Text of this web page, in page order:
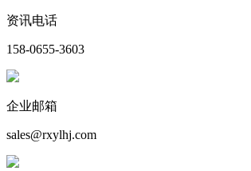
资讯电话
158-0655-3603
企业邮箱
sales@rxylhj.com